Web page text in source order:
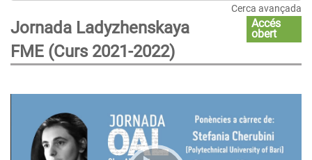
Cerca avançada
Jornada Ladyzhenskaya
FME (Curs 2021-2022)
Accés
obert